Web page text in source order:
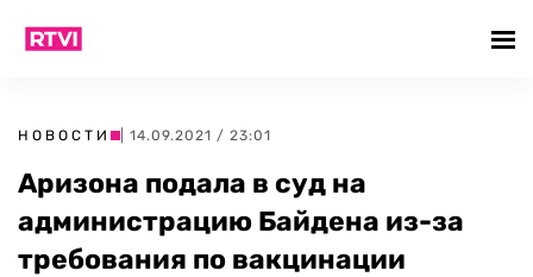
НОВОСТИ | 14.09.2021 / 23:01
Аризона подала в суд на
администрацию Байдена из-за
требования по вакцинации